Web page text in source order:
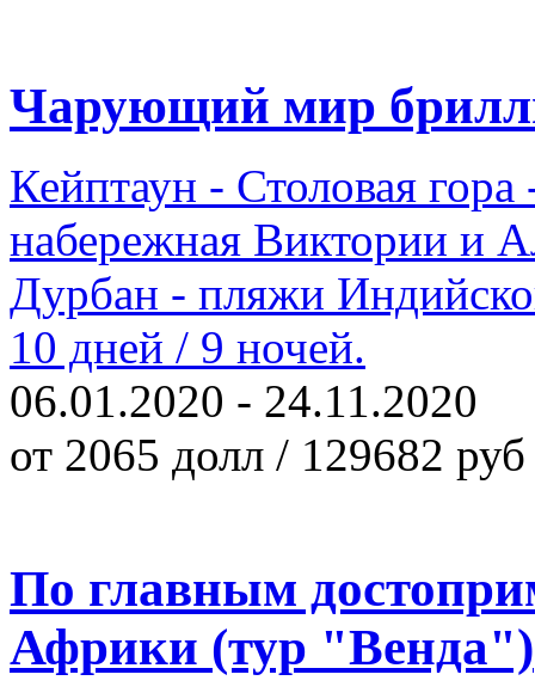
Чарующий мир
Кейптаун - Столовая
набережная Виктории и
Дурбан - пляжи
10 дней / 9 ночей.
06.01.2020 - 24.11.2020
от 2065 долл / 129682 руб
По главным
Африки (тур "Венда")